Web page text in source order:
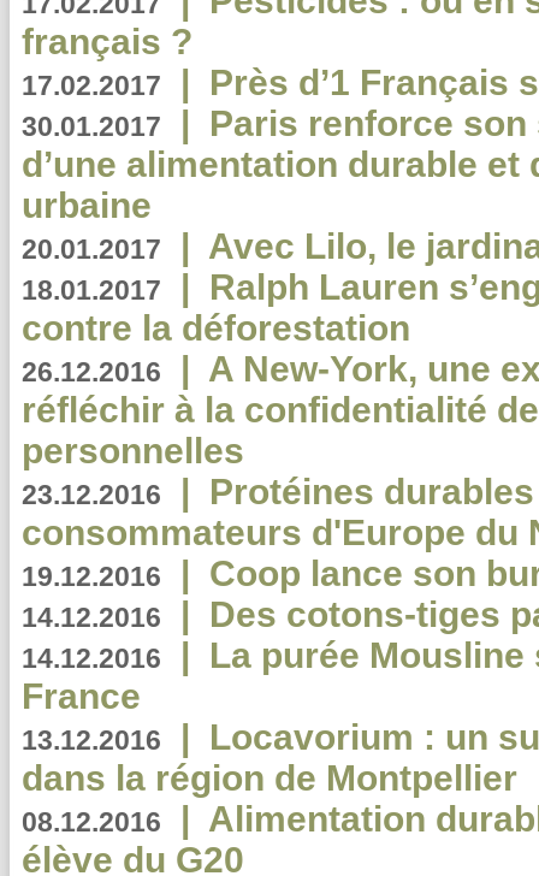
français ?
17.02.2017 | Près d’1 Français
30.01.2017 | Paris renforce
d’une alimentation durable et
urbaine
20.01.2017 | Avec Lilo, le
18.01.2017 | Ralph Lauren
contre la déforestation
26.12.2016 | A New-York, une
réfléchir à la confidentialité
personnelles
23.12.2016 | Protéines
consommateurs d'Europe du
19.12.2016 | Coop lance son
14.12.2016 | Des cotons-tiges
14.12.2016 | La purée
France
13.12.2016 | Locavorium : un
dans la région de Montpellier
08.12.2016 | Alimentation
élève du G20